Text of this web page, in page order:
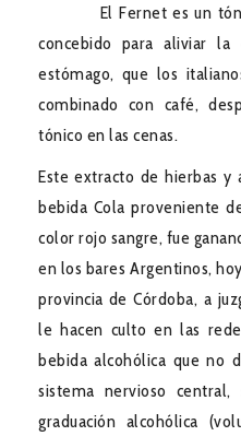
El Fernet es un
concebido para aliviar
estómago, que los
combinado con café,
tónico en las cenas.
Este extracto de hierbas y
bebida Cola proveniente
color rojo sangre, fue
en los bares Argentinos,
provincia de Córdoba, a
le hacen culto en las
bebida alcohólica que no
sistema nervioso
graduación alcohólica